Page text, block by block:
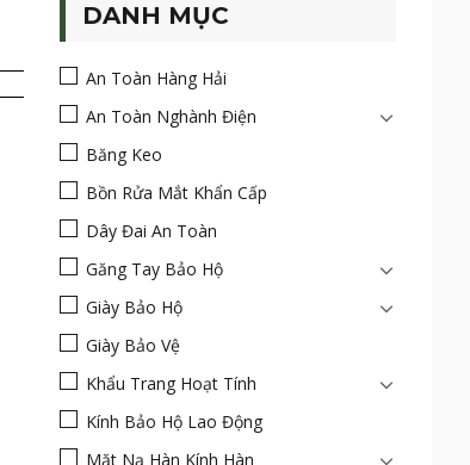
DANH MỤC
An Toàn Hàng Hải
An Toàn Nghành Điện
Băng Keo
Bồn Rửa Mắt Khẩn Cấp
Dây Đai An Toàn
Găng Tay Bảo Hộ
Giày Bảo Hộ
Giày Bảo Vệ
Khẩu Trang Hoạt Tính
Kính Bảo Hộ Lao Động
Mặt Nạ Hàn Kính Hàn